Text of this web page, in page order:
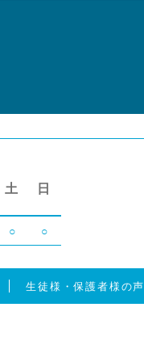
土 日
○ ○
生徒様・保護者様の声